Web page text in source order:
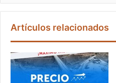
Artículos relacionados